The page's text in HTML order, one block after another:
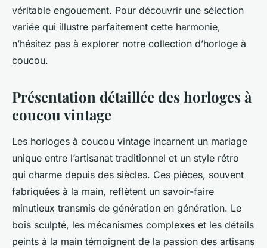
véritable engouement. Pour découvrir une sélection
variée qui illustre parfaitement cette harmonie,
n’hésitez pas à explorer notre collection d’horloge à
coucou.
Présentation détaillée des horloges à
coucou vintage
Les horloges à coucou vintage incarnent un mariage
unique entre l’artisanat traditionnel et un style rétro
qui charme depuis des siècles. Ces pièces, souvent
fabriquées à la main, reflètent un savoir-faire
minutieux transmis de génération en génération. Le
bois sculpté, les mécanismes complexes et les détails
peints à la main témoignent de la passion des artisans